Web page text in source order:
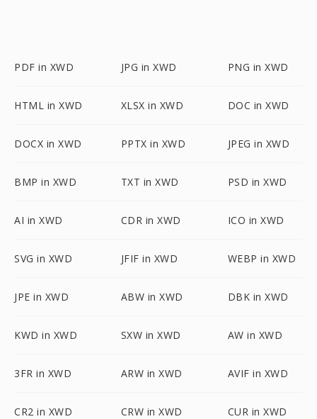
PDF in XWD JPG in XWD PNG in XWD
HTML in XWD XLSX in XWD DOC in XWD
DOCX in XWD PPTX in XWD JPEG in XWD
BMP in XWD TXT in XWD PSD in XWD
AI in XWD CDR in XWD ICO in XWD
SVG in XWD JFIF in XWD WEBP in XWD
JPE in XWD ABW in XWD DBK in XWD
KWD in XWD SXW in XWD AW in XWD
3FR in XWD ARW in XWD AVIF in XWD
CR2 in XWD CRW in XWD CUR in XWD